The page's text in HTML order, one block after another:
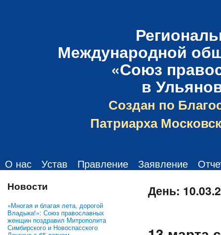
Международной
«Союз
в
Создан по
Патриарха
О нас Устав Правление Заявление
Новости
«Многая и благая лета, дорогой
Владыка!»: Союз православных
женщин поздравил Митрополита
Симбирского и Новоспасского
День: